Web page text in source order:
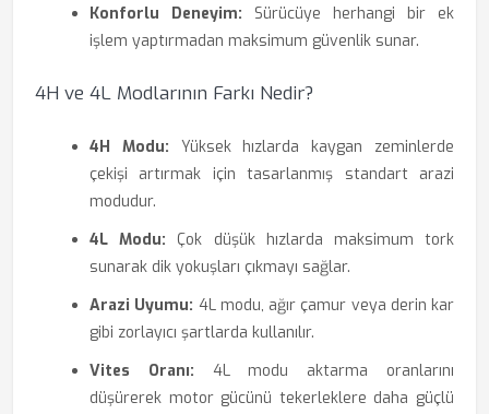
Konforlu Deneyim: Sürücüye herhangi bir ek
işlem yaptırmadan maksimum güvenlik sunar.
4H ve 4L Modlarının Farkı Nedir?
4H Modu: Yüksek hızlarda kaygan zeminlerde
çekişi artırmak için tasarlanmış standart arazi
modudur.
4L Modu: Çok düşük hızlarda maksimum tork
sunarak dik yokuşları çıkmayı sağlar.
Arazi Uyumu: 4L modu, ağır çamur veya derin kar
gibi zorlayıcı şartlarda kullanılır.
Vites Oranı: 4L modu aktarma oranlarını
düşürerek motor gücünü tekerleklere daha güçlü